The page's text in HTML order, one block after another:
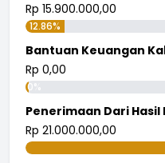
Rp 15.900.000,00
12.86%
Bantuan Keuangan
Rp 0,00
0%
Penerimaan Dari
Rp 21.000.000,00